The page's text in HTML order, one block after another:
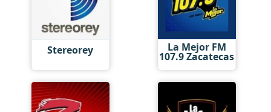
Stereorey La Mejor FM
107.9 Zacatecas